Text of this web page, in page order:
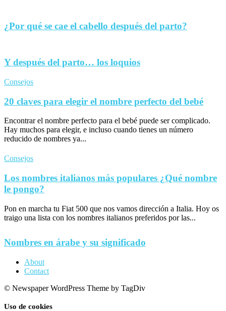
¿Por qué se cae el cabello después del parto?
Y después del parto… los loquios
Consejos
20 claves para elegir el nombre perfecto del bebé
Encontrar el nombre perfecto para el bebé puede ser complicado.
Hay muchos para elegir, e incluso cuando tienes un número
reducido de nombres ya...
Consejos
Los nombres italianos más populares ¿Qué nombre
le pongo?
Pon en marcha tu Fiat 500 que nos vamos dirección a Italia. Hoy os
traigo una lista con los nombres italianos preferidos por las...
Nombres en árabe y su significado
About
Contact
© Newspaper WordPress Theme by TagDiv
Uso de cookies